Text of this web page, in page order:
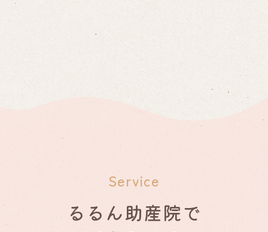
Service
るるん助産院で